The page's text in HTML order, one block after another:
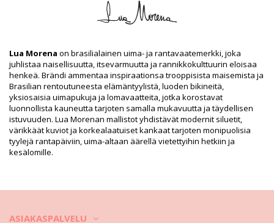
Vuori: 88% Polyamide, 12% Elastane
Tuotetiedot
Paketti sisältää: 1 x Uimapuvut (Muut tarvikkeet eivät sisälly
toimitukseen)
HS CODE: 6112.41.0010
SKU: 1981123175
EAN: XS (7899818616762), S (7899670742296), M (7899670742302),
L (7899670742319), XL (7899670742326)
Toimittajan viite: 30551002
Paino: 115g / 0.25lb / 4.06oz
Retusoituja kuvia
sinun on opittava, miten se pidetään hyvässä kunnossa. Kankaan
Lua Morena on brasilialainen uima- ja rantavaatemerkki, joka
juhlistaa naisellisuutta, itsevarmuutta ja rannikkokulttuurin eloisaa
henkeä. Brändi ammentaa inspiraationsa trooppisista maisemista ja
Brasilian rentoutuneesta elämäntyylistä, luoden bikineitä,
yksiosaisia uimapukuja ja lomavaatteita, jotka korostavat
luonnollista kauneutta tarjoten samalla mukavuutta ja täydellisen
istuvuuden. Lua Morenan mallistot yhdistävät modernit siluetit,
värikkäät kuviot ja korkealaatuiset kankaat tarjoten monipuolisia
tyylejä rantapäiviin, uima-altaan äärellä vietettyihin hetkiin ja
kesälomille.
ASIAKASPALVELU